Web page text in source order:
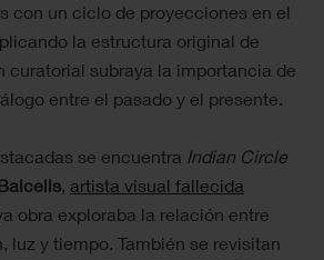
con un ciclo de proyecciones en el
la estructura original de
curatorial subraya la importancia de
entre el pasado y el presente.
se encuentra Indian Circle
, artista visual fallecida
obra exploraba la relación entre
luz y tiempo. También se revisitan